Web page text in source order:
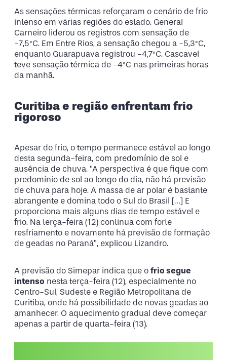
As sensações térmicas reforçaram o cenário de frio
intenso em várias regiões do estado. General
Carneiro liderou os registros com sensação de
-7,5°C. Em Entre Rios, a sensação chegou a -5,3°C,
enquanto Guarapuava registrou -4,7°C. Cascavel
teve sensação térmica de -4°C nas primeiras horas
da manhã.
Curitiba e região enfrentam frio
rigoroso
Apesar do frio, o tempo permanece estável ao longo
desta segunda-feira, com predomínio de sol e
ausência de chuva. “A perspectiva é que fique com
predomínio de sol ao longo do dia, não há previsão
de chuva para hoje. A massa de ar polar é bastante
abrangente e domina todo o Sul do Brasil […] E
proporciona mais alguns dias de tempo estável e
frio. Na terça-feira (12) continua com forte
resfriamento e novamente há previsão de formação
de geadas no Paraná”, explicou Lizandro.
A previsão do Simepar indica que o frio segue
intenso nesta terça-feira (12), especialmente no
Centro-Sul, Sudeste e Região Metropolitana de
Curitiba, onde há possibilidade de novas geadas ao
amanhecer. O aquecimento gradual deve começar
apenas a partir de quarta-feira (13).